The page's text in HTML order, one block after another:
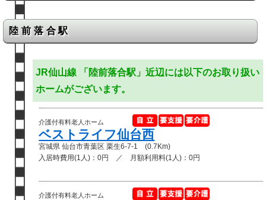
陸前落合駅
JR仙山線 「陸前落合駅」近辺には以下のお取り扱い
ホームがございます。
介護付有料老人ホーム
ベストライフ仙台西
宮城県 仙台市青葉区 栗生6-7-1 (0.7Km)
入居時費用(1人)：0円 ／ 月額利用料(1人)：0円
介護付有料老人ホーム